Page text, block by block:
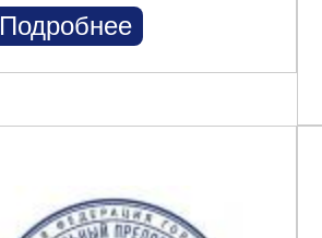
Подробнее